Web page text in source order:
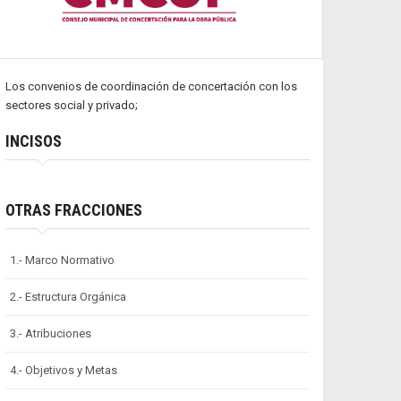
Los convenios de coordinación de concertación con los
sectores social y privado;
INCISOS
OTRAS FRACCIONES
1.- Marco Normativo
2.- Estructura Orgánica
3.- Atribuciones
4.- Objetivos y Metas